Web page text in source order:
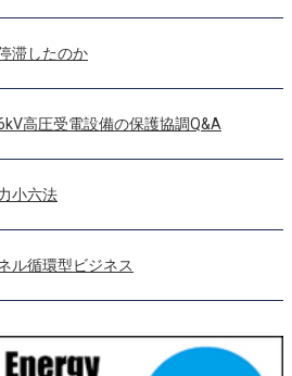
滞したのか
高圧受電設備の保護協調Q&A
小六法
循環型ビジネス